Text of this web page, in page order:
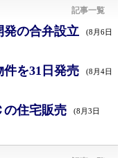
記事一覧
の合弁設立 (8月6日
を31日発売 (8月4日
の住宅販売 (8月3日